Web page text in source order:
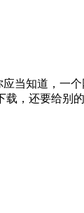
当知道，一
，还要给别